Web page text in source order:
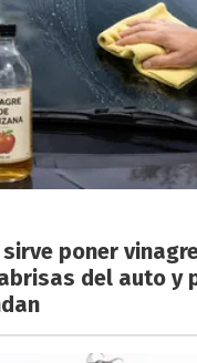
sirve poner
del auto y